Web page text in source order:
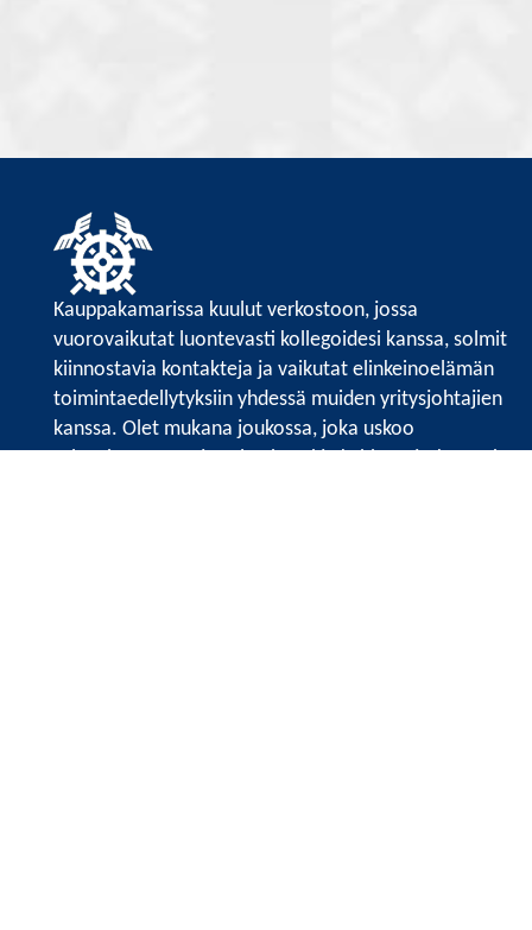
Kauppakamarissa kuulut verkostoon, jossa
vuorovaikutat luontevasti kollegoidesi kanssa, solmit
kiinnostavia kontakteja ja vaikutat elinkeinoelämän
toimintaedellytyksiin yhdessä muiden yritysjohtajien
kanssa. Olet mukana joukossa, joka uskoo